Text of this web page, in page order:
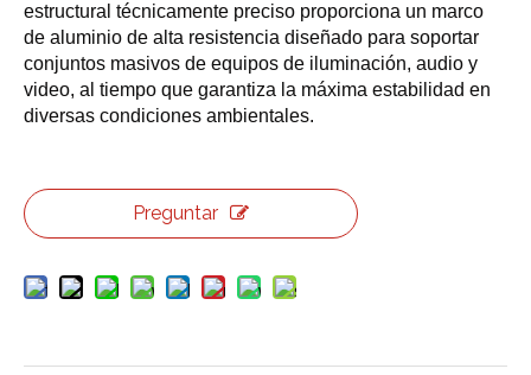
estructural técnicamente preciso proporciona un marco
de aluminio de alta resistencia diseñado para soportar
conjuntos masivos de equipos de iluminación, audio y
video, al tiempo que garantiza la máxima estabilidad en
diversas condiciones ambientales.
Preguntar